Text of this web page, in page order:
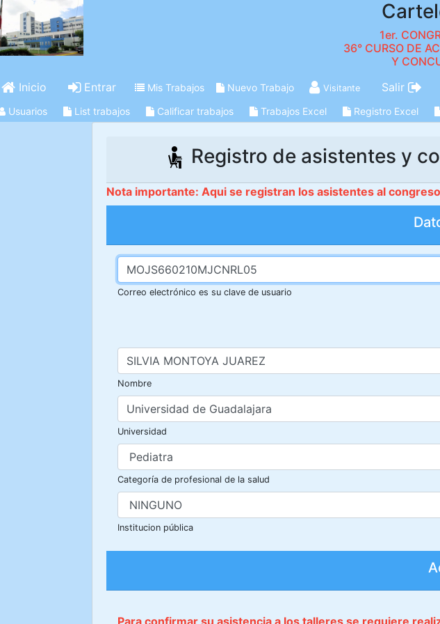
1er.
36° CURSO DE
Y
Inicio
Entrar Mis Trabajos Nuevo Trabajo Visitante Salir
Usuarios List trabajos Calificar trabajos Trabajos Excel Registro Excel
Registro de asistentes y
Nota importante: Aqui se registran los asistentes al
Correo electrónico es su clave de usuario
Nombre
Universidad
Categoría de profesional de la salud
Institucion pública